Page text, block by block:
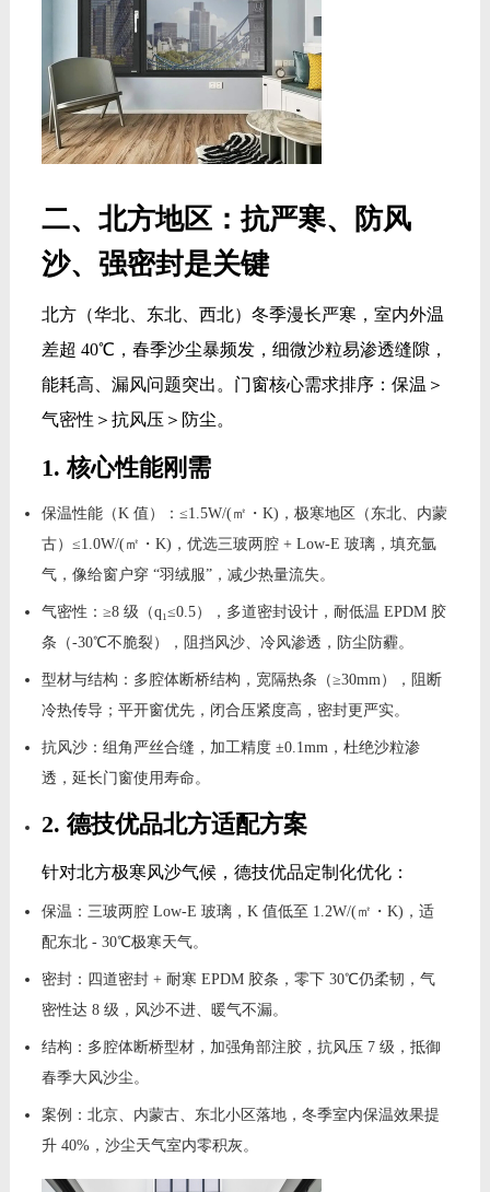
二、北方地区：抗严寒、防风
沙、强密封是关键
北方（华北、东北、西北）冬季漫长严寒，室内外温
差超 40℃，春季沙尘暴频发，细微沙粒易渗透缝隙，
能耗高、漏风问题突出。门窗核心需求排序：保温＞
气密性＞抗风压＞防尘。
1. 核心性能刚需
保温性能（K 值）：≤1.5W/(㎡・K)，极寒地区（东北、内蒙
古）≤1.0W/(㎡・K)，优选三玻两腔 + Low-E 玻璃，填充氩
气，像给窗户穿 “羽绒服”，减少热量流失。
气密性：≥8 级（q₁≤0.5），多道密封设计，耐低温 EPDM 胶
条（-30℃不脆裂），阻挡风沙、冷风渗透，防尘防霾。
型材与结构：多腔体断桥结构，宽隔热条（≥30mm），阻断
冷热传导；平开窗优先，闭合压紧度高，密封更严实。
抗风沙：组角严丝合缝，加工精度 ±0.1mm，杜绝沙粒渗
透，延长门窗使用寿命。
2. 德技优品北方适配方案
针对北方极寒风沙气候，德技优品定制化优化：
保温：三玻两腔 Low-E 玻璃，K 值低至 1.2W/(㎡・K)，适
配东北 - 30℃极寒天气。
密封：四道密封 + 耐寒 EPDM 胶条，零下 30℃仍柔韧，气
密性达 8 级，风沙不进、暖气不漏。
结构：多腔体断桥型材，加强角部注胶，抗风压 7 级，抵御
春季大风沙尘。
案例：北京、内蒙古、东北小区落地，冬季室内保温效果提
升 40%，沙尘天气室内零积灰。